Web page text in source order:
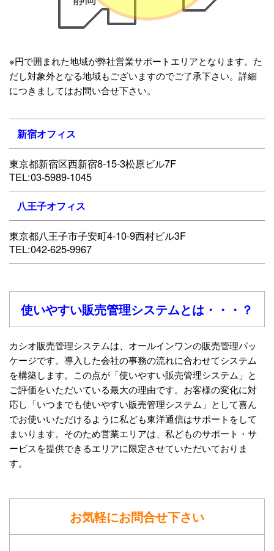
※円で囲まれた地域が弊社営業サポートエリアとなります。た
だし対象外となる地域もございますのでご了承下さい。詳細
につきましてはお問い合せ下さい。
新宿オフィス
東京都新宿区西新宿8-15-3松原ビル7F
TEL:03-5989-1045
八王子オフィス
東京都八王子市子安町4-10-9西村ビル3F
TEL:042-625-9967
使いやすい販売管理システムとは・・・？
カシオ販売管理システムは、オールインワンの販売管理パッ
ケージです。導入した会社の事務の流れに合わせてシステム
を構築します。この点が「使いやすい販売管理システム」と
ご評価をいただいている最大の理由です。お客様の変化に対
応し「いつまでも使いやすい販売管理システム」として喜ん
でお使いいただけるように私ども東洋通信はサポートをして
まいります。そのため営業エリアは、私どものサポート・サ
ービスを提供できるエリアに限定させていただいておりま
す。
お気軽にお問合せ下さい